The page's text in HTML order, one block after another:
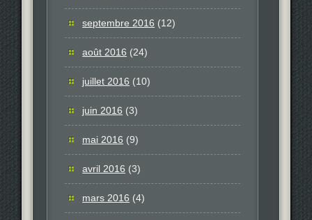
septembre 2016 (12)
août 2016 (24)
juillet 2016 (10)
juin 2016 (3)
mai 2016 (9)
avril 2016 (3)
mars 2016 (4)